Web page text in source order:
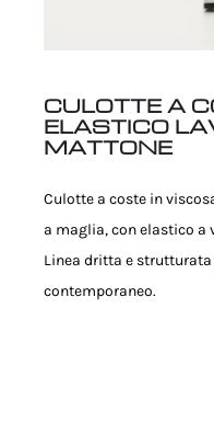
CULOTTE A
ELASTICO
MATTONE
Culotte a coste in
a maglia, con elastico a
Linea dritta e
contemporaneo.